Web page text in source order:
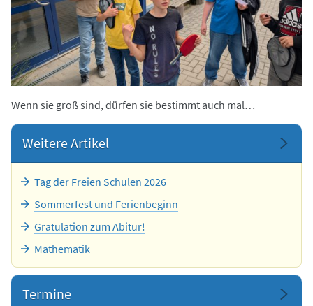
Wenn sie groß sind, dürfen sie bestimmt auch mal…
Weitere Artikel
Tag der Freien Schulen 2026
Sommerfest und Ferienbeginn
Gratulation zum Abitur!
Mathematik
Termine